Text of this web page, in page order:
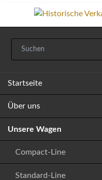
Startseite
Über uns
Unsere Wagen
Compact-Line
Standard-Line